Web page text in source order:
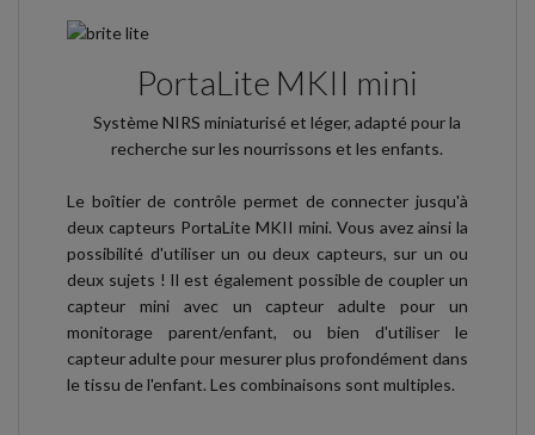
PortaLite MKII mini
Système NIRS miniaturisé et léger, adapté pour la
recherche sur les nourrissons et les enfants.
Le boîtier de contrôle permet de connecter jusqu'à
deux capteurs PortaLite MKII mini. Vous avez ainsi la
possibilité d'utiliser un ou deux capteurs, sur un ou
deux sujets ! Il est également possible de coupler un
capteur mini avec un capteur adulte pour un
monitorage parent/enfant, ou bien d'utiliser le
capteur adulte pour mesurer plus profondément dans
le tissu de l'enfant. Les combinaisons sont multiples.